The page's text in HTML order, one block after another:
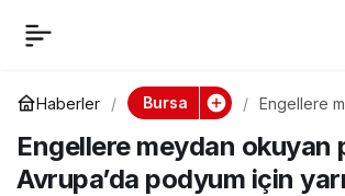
Haberler Bursa
Engellere
yarışacak
Engellere meydan okuyan
Avrupa’da podyum için
Engellere meydan
okuyan pilot,
Avrupa’da podyum